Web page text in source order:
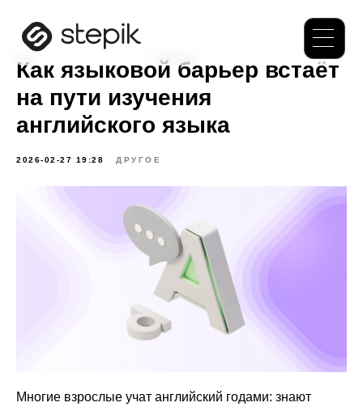
Как языковой барьер встаёт
на пути изучения
английского языка
2026-02-27 19:28 ДРУГОЕ
Многие взрослые учат английский годами: знают